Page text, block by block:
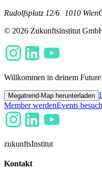
Rudolfsplatz 12/6 1010 Wien
© 2026 Zukunftsinstitut
Willkommen in deinem
Megatrend-Map herunterladen
Member werdenEvents
zukunftsInstitut
Kontakt